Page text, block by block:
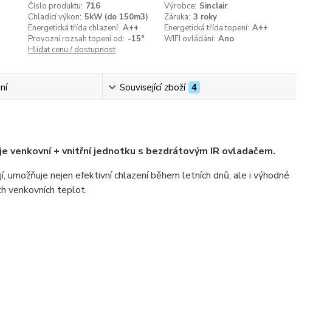
Číslo produktu: 716 Výrobce: Sinclair
Chladící výkon: 5kW (do 150m3) Záruka: 3 roky
Energetická třída chlazení: A++ Energetická třída topení: A++
Provozní rozsah topení od: -15° WIFI ovládání: Ano
Hlídat cenu / dostupnost
Související zboží 4
venkovní + vnitřní jednotku s bezdrátovým IR ovladačem.
nejen efektivní chlazení během letních dnů, ale i výhodné
venkovních teplot.